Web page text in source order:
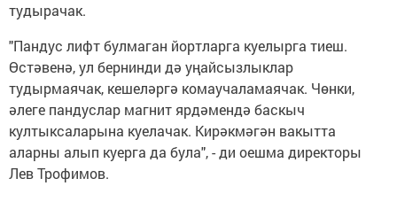
тудырачак.
"Пандус лифт булмаган йортларга куелырга тиеш.
Өстәвенә, ул бернинди дә уңайсызлыклар
тудырмаячак, кешеләргә комаучаламаячак. Чөнки,
әлеге пандуслар магнит ярдәмендә баскыч
култыксаларына куелачак. Кирәкмәгән вакытта
аларны алып куерга да була", - ди оешма директоры
Лев Трофимов.